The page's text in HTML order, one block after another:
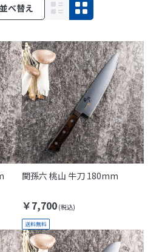
並べ替え
関孫六 桃山 牛刀 180mm
￥7,700